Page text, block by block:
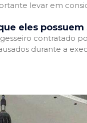
levar em
eles possuem
contratado
durante a